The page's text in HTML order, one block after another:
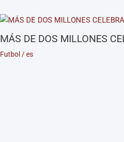
MÁS DE DOS MILLONES
Futbol /es